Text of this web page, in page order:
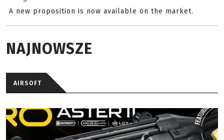
A new proposition is now available on the market.
NAJNOWSZE
AIRSOFT